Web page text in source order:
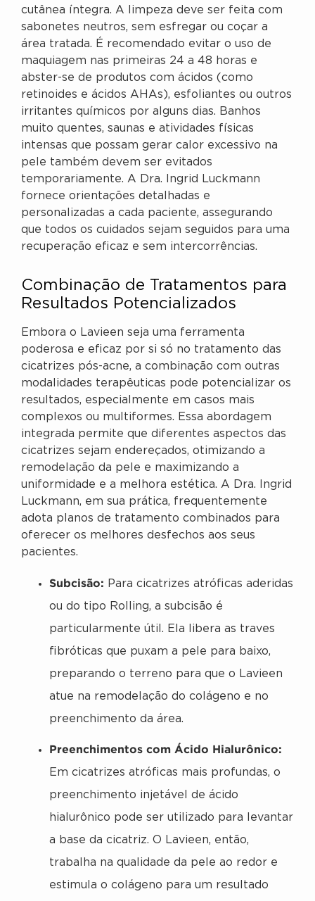
cutânea íntegra. A limpeza deve ser feita com
sabonetes neutros, sem esfregar ou coçar a
área tratada. É recomendado evitar o uso de
maquiagem nas primeiras 24 a 48 horas e
abster-se de produtos com ácidos (como
retinoides e ácidos AHAs), esfoliantes ou outros
irritantes químicos por alguns dias. Banhos
muito quentes, saunas e atividades físicas
intensas que possam gerar calor excessivo na
pele também devem ser evitados
temporariamente. A Dra. Ingrid Luckmann
fornece orientações detalhadas e
personalizadas a cada paciente, assegurando
que todos os cuidados sejam seguidos para uma
recuperação eficaz e sem intercorrências.
Combinação de Tratamentos para
Resultados Potencializados
Embora o Lavieen seja uma ferramenta
poderosa e eficaz por si só no tratamento das
cicatrizes pós-acne, a combinação com outras
modalidades terapêuticas pode potencializar os
resultados, especialmente em casos mais
complexos ou multiformes. Essa abordagem
integrada permite que diferentes aspectos das
cicatrizes sejam endereçados, otimizando a
remodelação da pele e maximizando a
uniformidade e a melhora estética. A Dra. Ingrid
Luckmann, em sua prática, frequentemente
adota planos de tratamento combinados para
oferecer os melhores desfechos aos seus
pacientes.
Subcisão: Para cicatrizes atróficas aderidas
ou do tipo Rolling, a subcisão é
particularmente útil. Ela libera as traves
fibróticas que puxam a pele para baixo,
preparando o terreno para que o Lavieen
atue na remodelação do colágeno e no
preenchimento da área.
Preenchimentos com Ácido Hialurônico:
Em cicatrizes atróficas mais profundas, o
preenchimento injetável de ácido
hialurônico pode ser utilizado para levantar
a base da cicatriz. O Lavieen, então,
trabalha na qualidade da pele ao redor e
estimula o colágeno para um resultado